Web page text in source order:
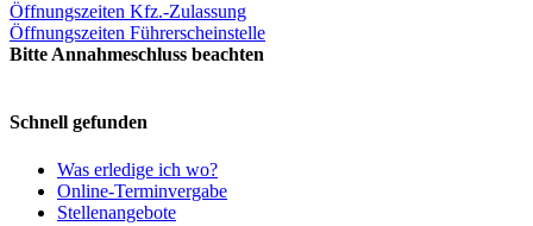
Öffnungszeiten Kfz.-Zulassung
Öffnungszeiten Führerscheinstelle
Bitte Annahmeschluss beachten
Schnell gefunden
Was erledige ich wo?
Online-Terminvergabe
Stellenangebote